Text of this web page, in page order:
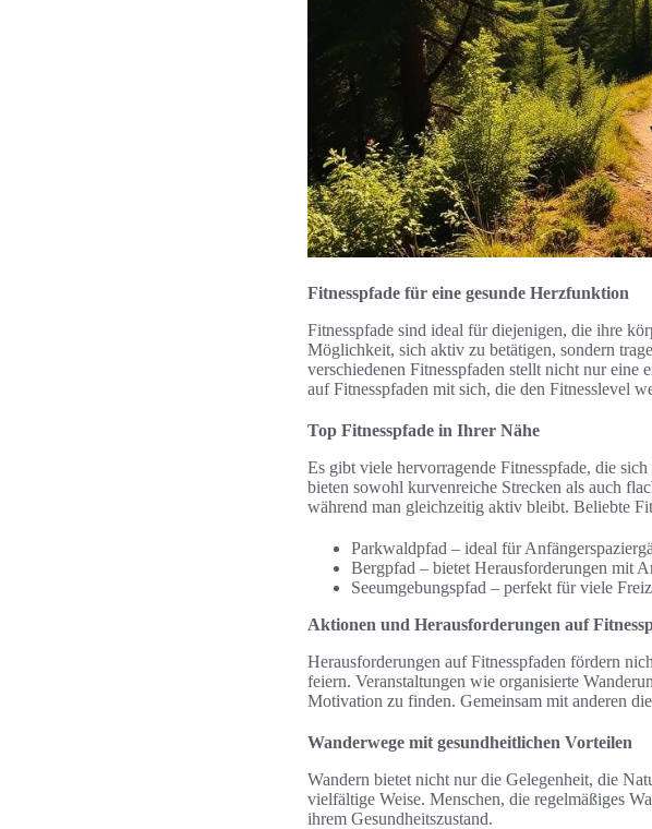
Fitnesspfade für eine gesunde Herzfunktion
Fitnesspfade sind ideal für diejenigen, die ihre
Möglichkeit, sich aktiv zu betätigen, sondern
verschiedenen Fitnesspfaden stellt nicht nur eine
auf Fitnesspfaden mit sich, die den Fitnesslevel
Top Fitnesspfade in Ihrer Nähe
Es gibt viele hervorragende Fitnesspfade, die
bieten sowohl kurvenreiche Strecken als auch
während man gleichzeitig aktiv bleibt. Beliebte
Parkwaldpfad – ideal für
Bergpfad – bietet Herausforderungen mit
Seeumgebungspfad – perfekt für viele
Aktionen und Herausforderungen auf
Herausforderungen auf Fitnesspfaden fördern
feiern. Veranstaltungen wie organisierte
Motivation zu finden. Gemeinsam mit anderen
Wanderwege mit gesundheitlichen Vorteilen
Wandern bietet nicht nur die Gelegenheit, die
vielfältige Weise. Menschen, die regelmäßiges
ihrem Gesundheitszustand.